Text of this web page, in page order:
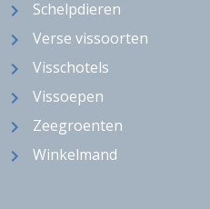
Schelpdieren
Verse vissoorten
Visschotels
Vissoepen
Zeegroenten
Winkelmand